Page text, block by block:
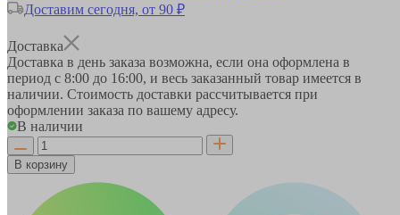
Доставим сегодня, от 90 ₽
Доставка
Доставка в день заказа возможна, если она оформлена в
период с 8:00 до 16:00, и весь заказанный товар имеется в
наличии. Стоимость доставки рассчитывается при
оформлении заказа по вашему адресу.
В наличии
В корзину